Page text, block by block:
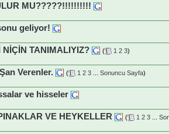
MU?????!!!!!!!!!!
geliyor!
TANIMALIYIZ? ( 1 2 3)
Verenler. ( 1 2 3 Sonuncu Sayfa)
ve hisseler
VE HEYKELLER ( 1 2 3